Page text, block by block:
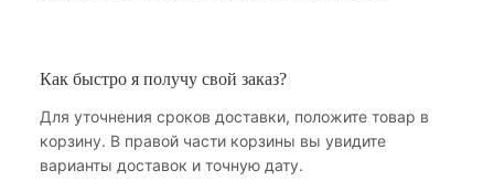
Как быстро я получу свой заказ?
Для уточнения сроков доставки, положите товар в
корзину. В правой части корзины вы увидите
варианты доставок и точную дату.